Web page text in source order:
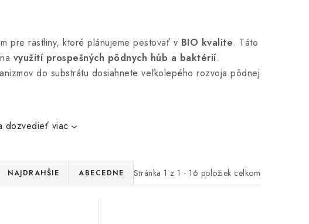
pre rastliny, ktoré plánujeme pestovať v BIO kvalite. Táto
využití prospešných pôdnych húb a baktérií.
do substrátu dosiahnete veľkolepého rozvoja pôdnej
dozvedieť viac
Stránka 1 z 1 - 16 položiek celkom
NAJDRAHŠIE ABECEDNE